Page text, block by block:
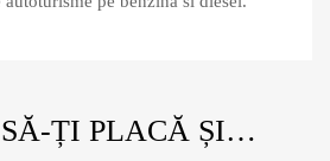
SĂ-ȚI PLACĂ ȘI…